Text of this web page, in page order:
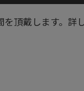
頂戴します。詳